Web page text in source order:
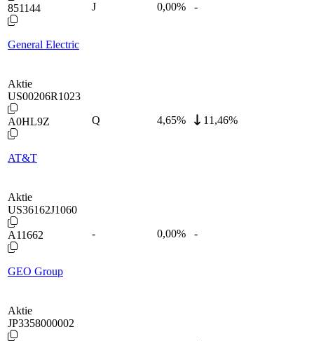
851144
General Electric
J 0,00% -
Aktie
US00206R1023
A0HL9Z
AT&T
Q 4,65% 11,46%
Aktie
US36162J1060
A11662
GEO Group
- 0,00% -
Aktie
JP3358000002